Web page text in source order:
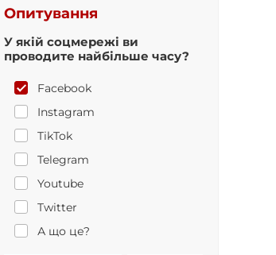
Опитування
У якій соцмережі ви
проводите найбільше часу?
Facebook
Instagram
TikTok
Telegram
Youtube
Twitter
А що це?